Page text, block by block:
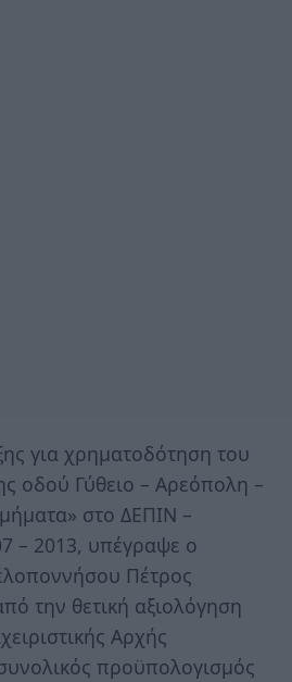
για χρηματοδότηση του
οδού Γύθειο – Αρεόπολη –
στο ΔΕΠΙΝ –
– 2013, υπέγραψε ο
Πέτρος
την θετική αξιολόγηση
Αρχής
προϋπολογισμός